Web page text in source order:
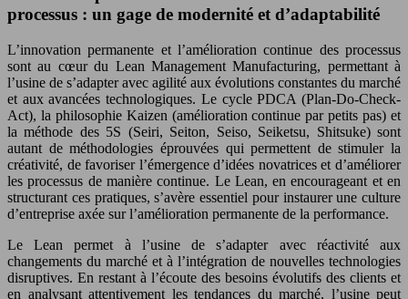
processus : un gage de modernité et d’adaptabilité
L’innovation permanente et l’amélioration continue des processus
sont au cœur du Lean Management Manufacturing, permettant à
l’usine de s’adapter avec agilité aux évolutions constantes du marché
et aux avancées technologiques. Le cycle PDCA (Plan-Do-Check-
Act), la philosophie Kaizen (amélioration continue par petits pas) et
la méthode des 5S (Seiri, Seiton, Seiso, Seiketsu, Shitsuke) sont
autant de méthodologies éprouvées qui permettent de stimuler la
créativité, de favoriser l’émergence d’idées novatrices et d’améliorer
les processus de manière continue. Le Lean, en encourageant et en
structurant ces pratiques, s’avère essentiel pour instaurer une culture
d’entreprise axée sur l’amélioration permanente de la performance.
Le Lean permet à l’usine de s’adapter avec réactivité aux
changements du marché et à l’intégration de nouvelles technologies
disruptives. En restant à l’écoute des besoins évolutifs des clients et
en analysant attentivement les tendances du marché, l’usine peut